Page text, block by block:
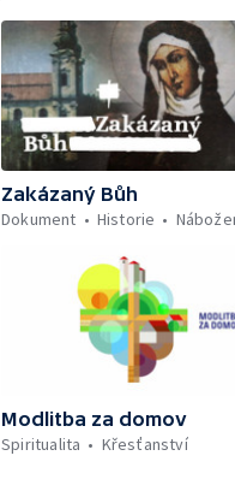
Zakázaný Bůh
Dokument
Historie
Modlitba za domov
Spiritualita
Křesťanství